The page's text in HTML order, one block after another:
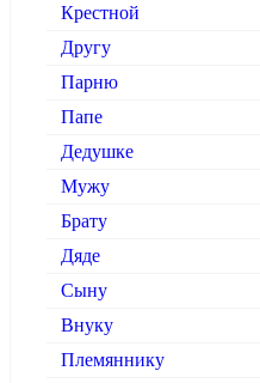
Крестной
Другу
Парню
Папе
Дедушке
Мужу
Брату
Дяде
Сыну
Внуку
Племяннику